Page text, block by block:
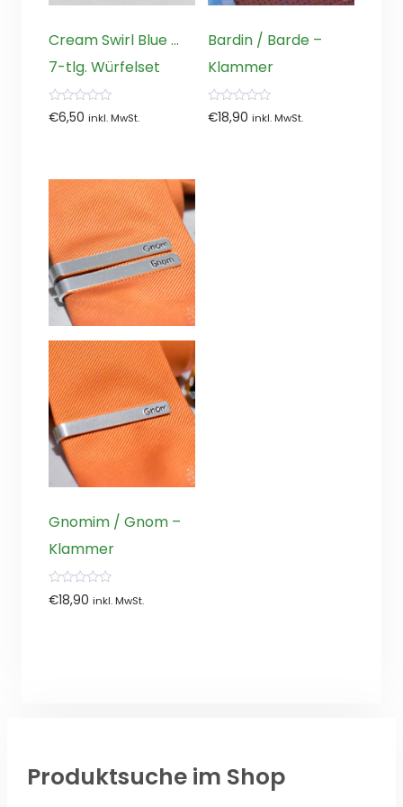
Cream Swirl Blue …
7-tlg. Würfelset
0
von
€6,50 inkl. MwSt.
Bardin / Barde –
Klammer
0
von
€18,90 inkl. MwSt.
Gnomim / Gnom –
Klammer
0
von
€18,90 inkl. MwSt.
Produktsuche im Shop